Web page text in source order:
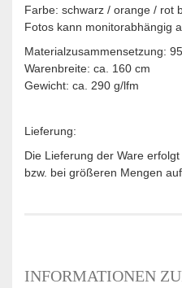
Farbe: schwarz / orange / rot
Fotos kann monitorabhängig
Materialzusammensetzung:
Warenbreite: ca. 160 cm
Gewicht: ca. 290 g/lfm
Lieferung:
Die Lieferung der Ware
bzw. bei größeren Mengen
INFORMATIONEN